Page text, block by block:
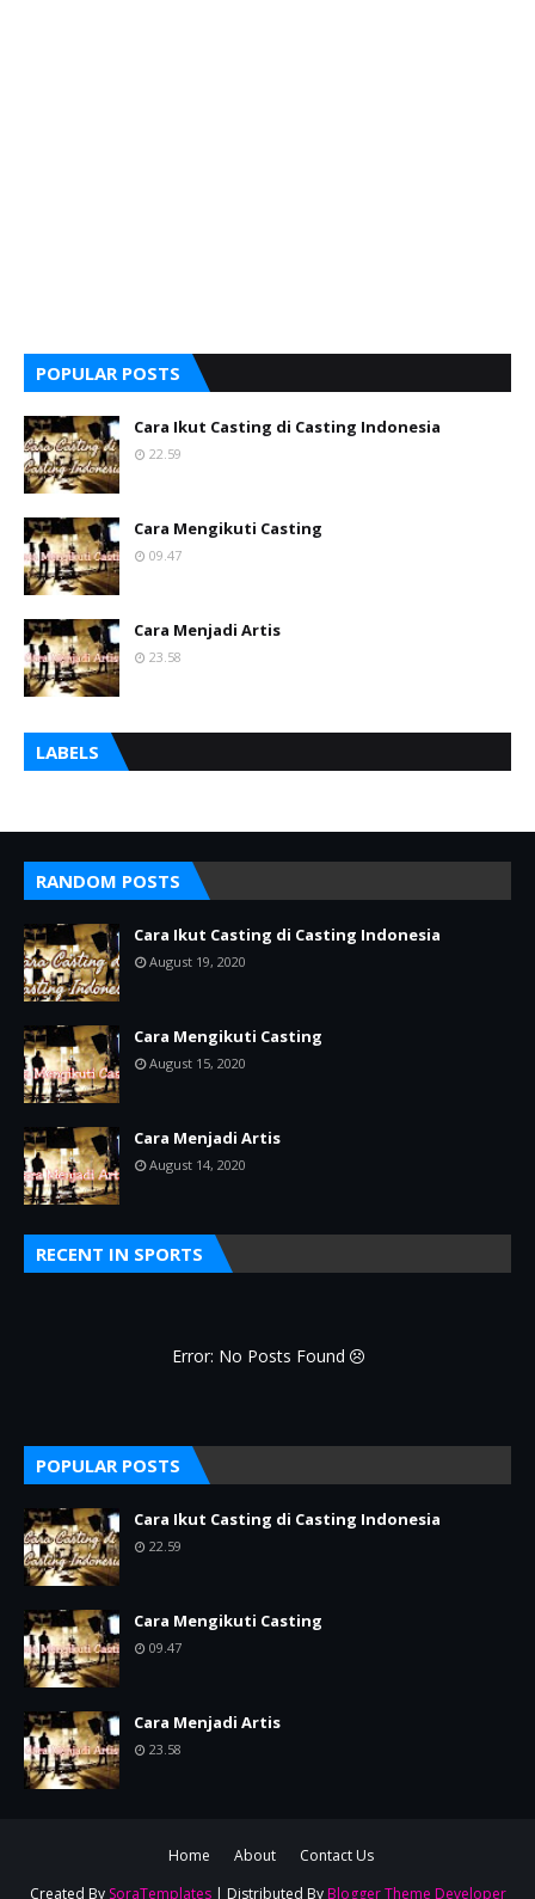
POPULAR POSTS
Cara Ikut Casting di Casting Indonesia
22.59
Cara Mengikuti Casting
09.47
Cara Menjadi Artis
23.58
LABELS
RANDOM POSTS
Cara Ikut Casting di Casting Indonesia
August 19, 2020
Cara Mengikuti Casting
August 15, 2020
Cara Menjadi Artis
August 14, 2020
RECENT IN SPORTS
Error: No Posts Found
POPULAR POSTS
Cara Ikut Casting di Casting Indonesia
22.59
Cara Mengikuti Casting
09.47
Cara Menjadi Artis
23.58
Home About
Contact Us
Created By SoraTemplates| Distributed By Blogger Theme Developer